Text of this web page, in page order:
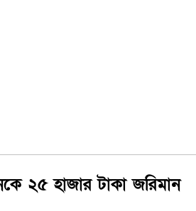
২৫ হাজার টাকা জরিমান